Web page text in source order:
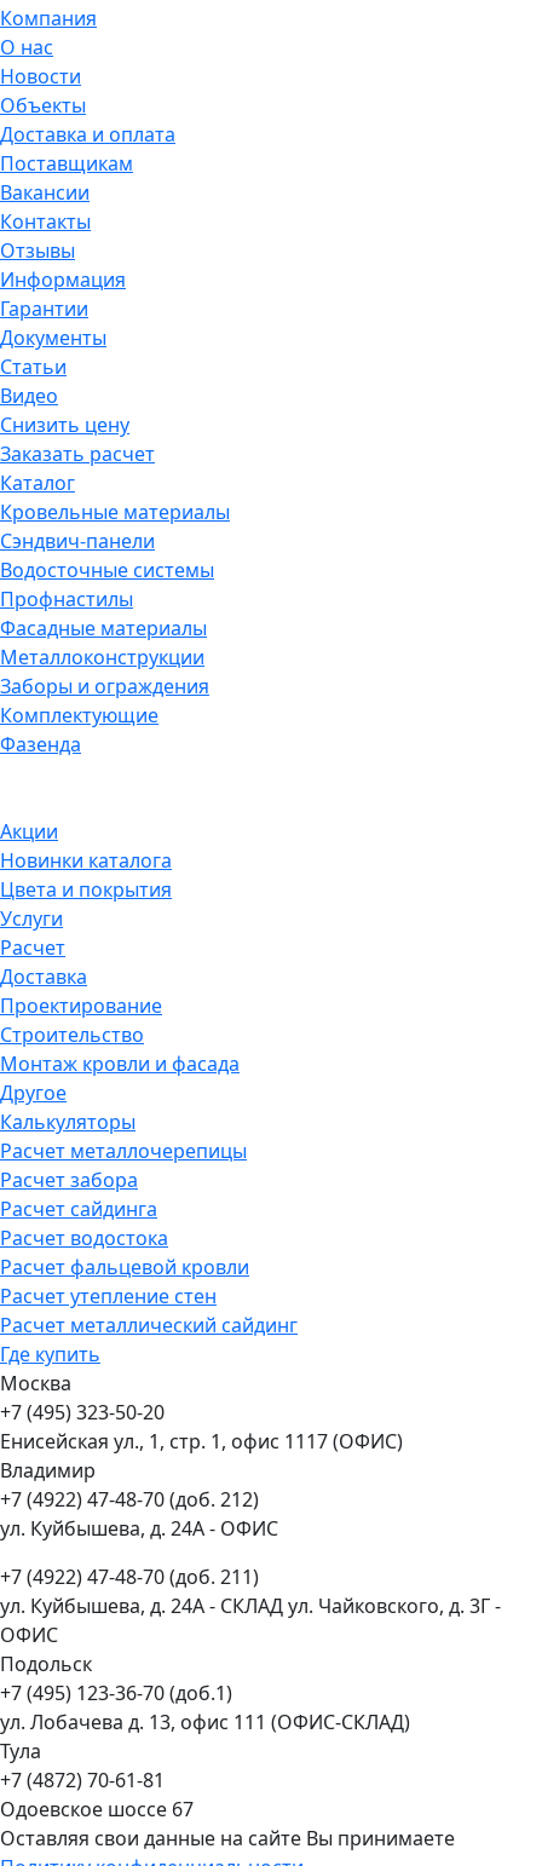
Компания
О нас
Новости
Объекты
Доставка и оплата
Поставщикам
Вакансии
Контакты
Отзывы
Информация
Гарантии
Документы
Статьи
Видео
Снизить цену
Заказать расчет
Каталог
Кровельные материалы
Сэндвич-панели
Водосточные системы
Профнастилы
Фасадные материалы
Металлоконструкции
Заборы и ограждения
Комплектующие
Фазенда
Акции
Новинки каталога
Цвета и покрытия
Услуги
Расчет
Доставка
Проектирование
Строительство
Монтаж кровли и фасада
Другое
Калькуляторы
Расчет металлочерепицы
Расчет забора
Расчет сайдинга
Расчет водостока
Расчет фальцевой кровли
Расчет утепление стен
Расчет металлический сайдинг
Где купить
Москва
+7 (495) 323-50-20
Енисейская ул., 1, стр. 1, офис 1117 (ОФИС)
Владимир
+7 (4922) 47-48-70 (доб. 212)
ул. Куйбышева, д. 24А - ОФИС
+7 (4922) 47-48-70 (доб. 211)
ул. Куйбышева, д. 24А - СКЛАД ул. Чайковского, д. 3Г -
ОФИС
Подольск
+7 (495) 123-36-70 (доб.1)
ул. Лобачева д. 13, офис 111 (ОФИС-СКЛАД)
Тула
+7 (4872) 70-61-81
Одоевское шоссе 67
Оставляя свои данные на сайте Вы принимаете